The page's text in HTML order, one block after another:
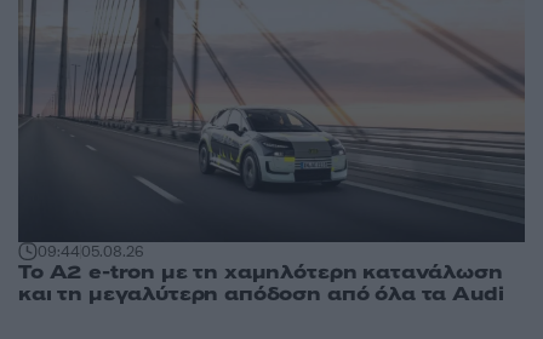
09:4405.08.26
Το A2 e-tron με τη χαμηλότερη κατανάλωση
και τη μεγαλύτερη απόδοση από όλα τα Audi